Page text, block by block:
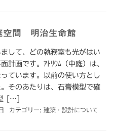
空間 明治生命館
して、どの執務室も光がはい
計画です。ｱﾄﾘｳﾑ（中庭）は、
ています。以前の使い方とし
そのあたりは、石膏模型で確
[…]
カテゴリー: 建築・設計について